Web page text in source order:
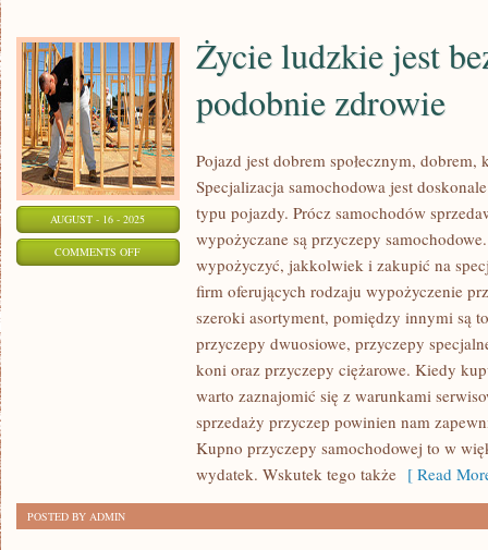
AUGUST - 16 - 2025
COMMENTS OFFON
Życie ludzkie jest
podobnie zdrowie
Pojazd jest dobrem społecznym,
Specjalizacja samochodowa jest
typu pojazdy. Prócz samochodów
wypożyczane są przyczepy
wypożyczyć, jakkolwiek i zakupić na
firm oferujących rodzaju wypożyczenie
szeroki asortyment, pomiędzy innymi są
przyczepy dwuosiowe, przyczepy
koni oraz przyczepy ciężarowe. Kiedy
warto zaznajomić się z warunkami
sprzedaży przyczep powinien nam
Kupno przyczepy samochodowej to w
wydatek. Wskutek tego także [ Read
POSTED BY ADMIN